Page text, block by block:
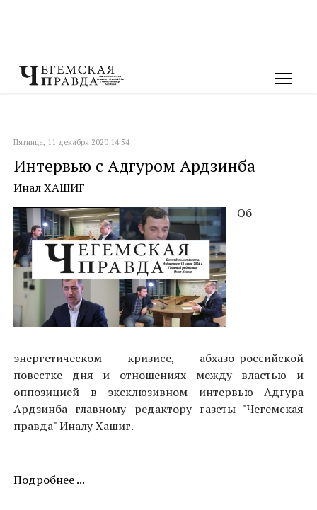
Пятница, 11 декабря 2020 14:54
Интервью с Адгуром Ардзинба
Инал ХАШИГ
Об
энергетическом кризисе, абхазо-российской
повестке дня и отношениях между властью и
оппозицией в эксклюзивном интервью Адгура
Ардзинба главному редактору газеты "Чегемская
правда" Иналу Хашиг.
Подробнее ...